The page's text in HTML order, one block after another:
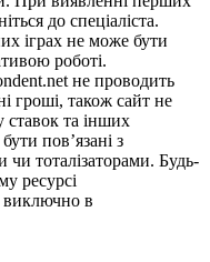
до спеціаліста.
іграх не може бути
роботі.
не проводить
гроші, також сайт не
ставок та інших
пов’язані з
чи тоталізаторами. Будь-
ресурсі
виключно в